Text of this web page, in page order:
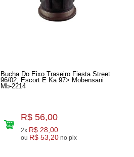
Bucha Do Eixo Traseiro Fiesta Street
96/02, Escort E Ka 97> Mobensani
Mb-2214
R$ 56,00
2x R$ 28,00
ou R$ 53,20 no pix